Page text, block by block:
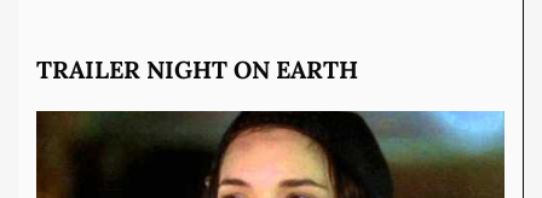
TRAILER NIGHT ON EARTH